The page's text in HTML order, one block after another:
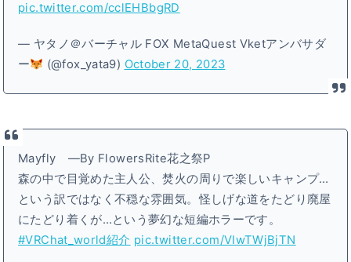
pic.twitter.com/cclEHBbgRD
— ヤタノ＠バーチャル FOX MetaQuest Vketアンバサダ
ー
(@fox_yata9) October 20, 2023
Mayfly ―By FlowersRite花之祭P
森の中で目覚めた主人公、焚火の周りで楽しいキャンプ…
という訳ではなく不穏な雰囲気。怪しげな道をたどり廃屋
にたどり着くが…という夢幻な短編ホラーです。
#VRChat_world紹介 pic.twitter.com/VIwTWjBjTN